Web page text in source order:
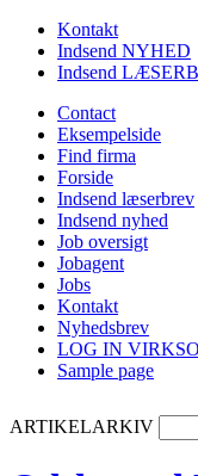
Kontakt
Indsend NYHED
Indsend
Contact
Eksempelside
Find firma
Forside
Indsend læserbrev
Indsend nyhed
Job oversigt
Jobagent
Jobs
Kontakt
Nyhedsbrev
LOG IN
Sample page
ARTIKELARKIV